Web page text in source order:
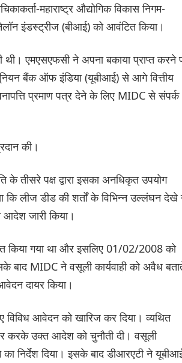
महाराष्ट्र औद्योगिक विकास निगम-
इंडस्ट्रीज (बीआई) को आवंटित किया।
थी। एमएसएफसी ने अपना बकाया प्राप्त करने
बैंक ऑफ इंडिया (यूबीआई) से आगे वित्तीय
प्रमाण पत्र देने के लिए MIDC से संपर्क
की।
तीसरे पक्ष द्वारा इसका अनधिकृत उपयोग
लीज डीड की शर्तों के विभिन्न उल्लंघन देखे
जारी किया।
गया था और इसलिए 01/02/2008 को
बाद MIDC ने वसूली कार्यवाही को अवैध
दायर किया।
आवेदन को खारिज कर दिया। व्यथित
करके उक्त आदेश को चुनौती दी। वसूली
निर्देश दिया। इसके बाद डीआरएटी ने